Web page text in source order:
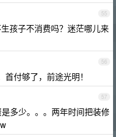
55
孩子不消费吗？迷茫哪儿来
56
付够了，前途光明！
57
多少。。。两年时间把装修